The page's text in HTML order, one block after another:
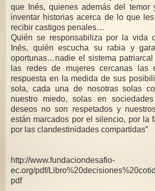
que Inés, quienes además del temor
inventar historias acerca de lo que
recibir castigos penales…
Quién se responsabiliza por la vida
Inés, quién escucha su rabia y
oportunas…nadie el sistema
las redes de mujeres cercanas las
respuesta en la medida de sus
sola, cada una de nosotras solas
nuestro miedo, solas en
deseos no son respetados y
están marcados por el silencio, por la
por las clandestinidades compartidas”
http://www.fundaciondesafio-
ec.org/pdf/
pdf